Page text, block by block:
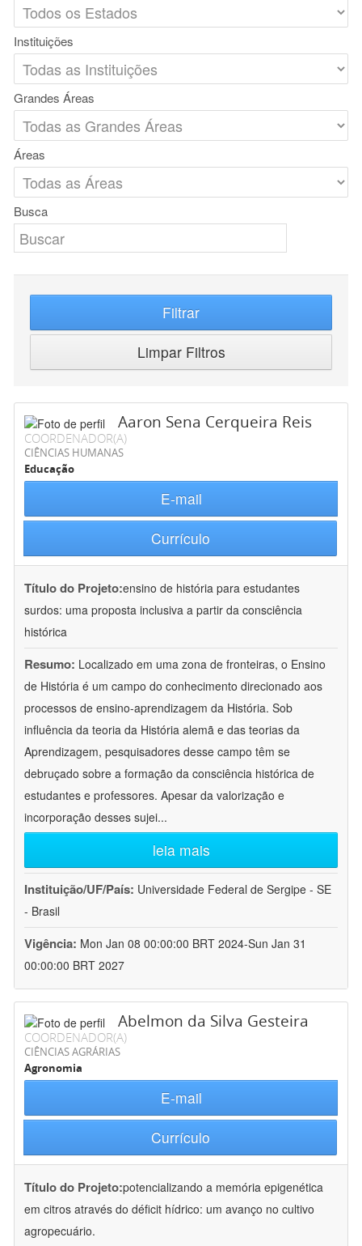
Instituições
Grandes Áreas
Áreas
Busca
Filtrar
Limpar Filtros
Aaron Sena Cerqueira Reis
COORDENADOR(A)
CIÊNCIAS HUMANAS
Educação
E-mail
Currículo
Título do Projeto:ensino de história para estudantes
surdos: uma proposta inclusiva a partir da consciência
histórica
Resumo: Localizado em uma zona de fronteiras, o Ensino
de História é um campo do conhecimento direcionado aos
processos de ensino-aprendizagem da História. Sob
influência da teoria da História alemã e das teorias da
Aprendizagem, pesquisadores desse campo têm se
debruçado sobre a formação da consciência histórica de
estudantes e professores. Apesar da valorização e
incorporação desses sujei...
leia mais
Instituição/UF/País: Universidade Federal de Sergipe - SE
- Brasil
Vigência: Mon Jan 08 00:00:00 BRT 2024-Sun Jan 31
00:00:00 BRT 2027
Abelmon da Silva Gesteira
COORDENADOR(A)
CIÊNCIAS AGRÁRIAS
Agronomia
E-mail
Currículo
Título do Projeto:potencializando a memória epigenética
em citros através do déficit hídrico: um avanço no cultivo
agropecuário.